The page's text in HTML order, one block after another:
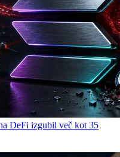
DeFi izgubil več kot 35